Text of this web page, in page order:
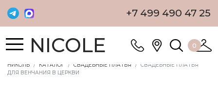
+7 499 490 47 25
NICOLE 0
НИКОЛЬ КАТАЛОГ СВАДЕБНЫЕ ПЛАТЬЯ
СВАДЕБНЫЕ ПЛАТЬЯ
ДЛЯ ВЕНЧАНИЯ В ЦЕРКВИ